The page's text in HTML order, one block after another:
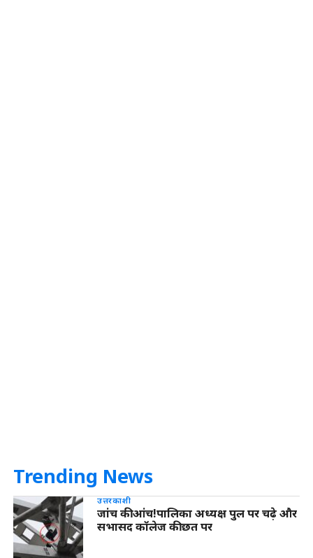
Trending News
उत्तरकाशी
जांच की आंच!पालिका अध्यक्ष पुल पर चढ़े और
सभासद कॉलेज की छत पर